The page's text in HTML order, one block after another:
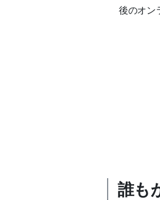
後のオン
誰も